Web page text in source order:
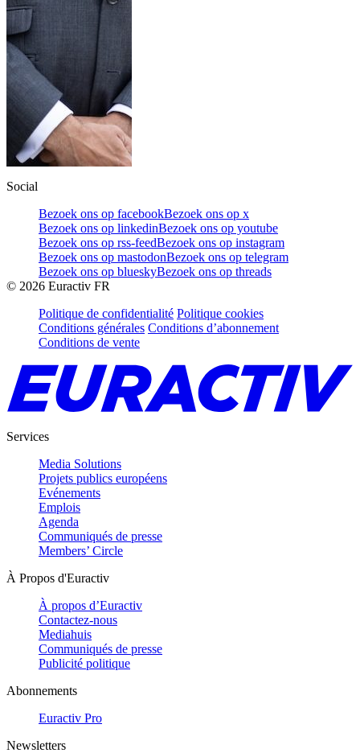
Social
Bezoek ons op facebookBezoek ons op x
Bezoek ons op linkedinBezoek ons op youtube
Bezoek ons op rss-feedBezoek ons op instagram
Bezoek ons op mastodonBezoek ons op telegram
Bezoek ons op blueskyBezoek ons op threads
© 2026 Euractiv FR
Politique de confidentialité Politique cookies
Conditions générales Conditions d’abonnement
Conditions de vente
Services
Media Solutions
Projets publics européens
Evénements
Emplois
Agenda
Communiqués de presse
Members’ Circle
À Propos d'Euractiv
À propos d’Euractiv
Contactez-nous
Mediahuis
Communiqués de presse
Publicité politique
Abonnements
Euractiv Pro
Newsletters